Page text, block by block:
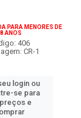
PARA MENORES DE
ANOS
406
CR-1
login ou
se para
e